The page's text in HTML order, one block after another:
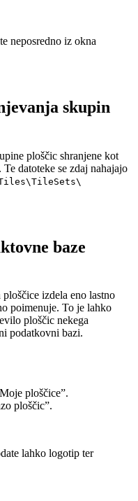
neposredno iz okna
skupin
ploščic shranjene kot
datoteke se zdaj nahajajo
baze
izdela eno lastno
poimenuje. To je lahko
ploščic nekega
podatkovni bazi.
ploščice”.
ploščic”.
lahko logotip ter